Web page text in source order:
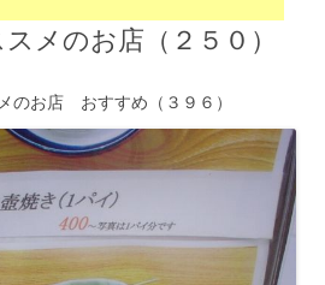
メのお店（２５０）
のお店 おすすめ（３９６）